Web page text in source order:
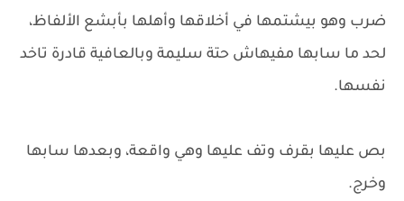
ضرب وهو بيشتمها في أخلاقها وأهلها بأبشع الألفاظ،
لحد ما سابها مفيهاش حتة سليمة وبالعافية قادرة تاخد
نفسها.
بص عليها بقرف وتف عليها وهي واقعة، وبعدها سابها
وخرج.